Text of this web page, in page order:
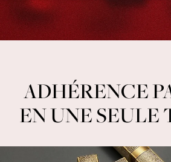
ADHÉRENCE
EN UNE SEULE